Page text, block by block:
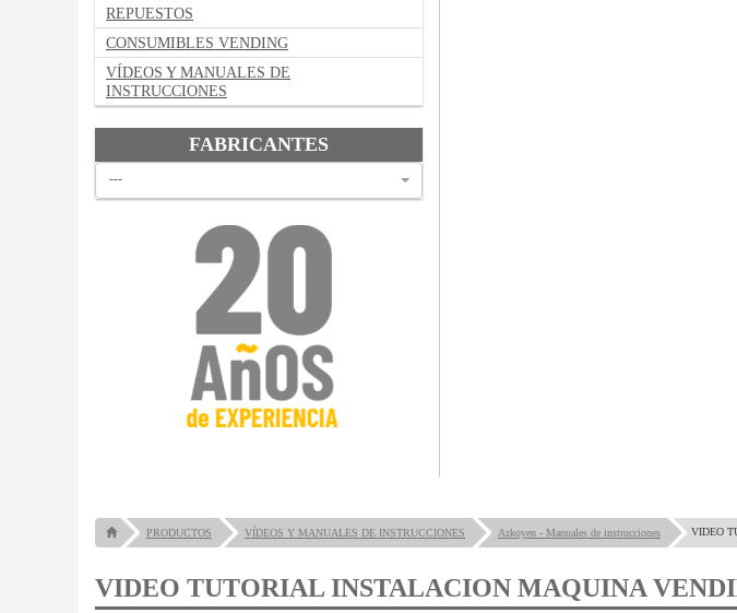
REPUESTOS
CONSUMIBLES VENDING
VÍDEOS Y MANUALES DE
INSTRUCCIONES
FABRICANTES
---
PRODUCTOS VÍDEOS Y MANUALES DE INSTRUCCIONES Azkoyen - Manuales de instrucciones VIDEO
VIDEO TUTORIAL INSTALACION MAQUINA